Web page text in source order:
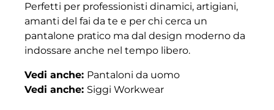
Perfetti per professionisti dinamici, artigiani,
amanti del fai da te e per chi cerca un
pantalone pratico ma dal design moderno da
indossare anche nel tempo libero.
Vedi anche: Pantaloni da uomo
Vedi anche: Siggi Workwear